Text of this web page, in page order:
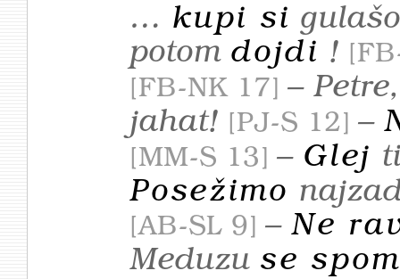
… kupi si
potom dojdi !
FB-NK 17 – Petre,
jahat!
PJ-S 12 –
MM-S 13 – Glej
Posežimo
AB-SL 9 –Ne
Meduzu se